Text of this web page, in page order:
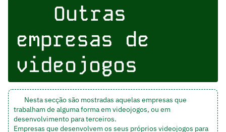
Outras
empresas de
videojogos
Nesta secção são mostradas aquelas empresas que
trabalham de alguma forma em videojogos, ou em
desenvolvimento para terceiros.
Empresas que desenvolvem os seus próprios videojogos para